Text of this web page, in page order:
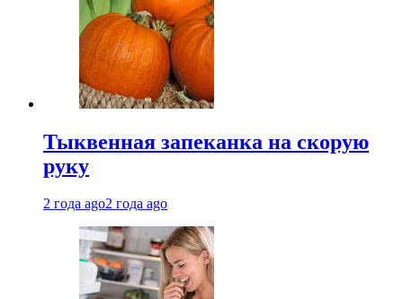
Тыквенная запеканка на скорую
руку
2 года ago2 года ago